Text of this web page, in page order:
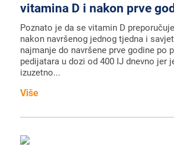
vitamina D i nakon prve
Poznato je da se vitamin D
nakon navršenog jednog tjedna i
najmanje do navršene prve godine po
pedijatara u dozi od 400 IJ dnevno jer
izuzetno...
Više